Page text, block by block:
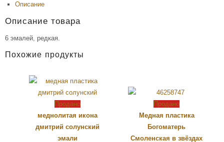
Описание
Описание товара
6 эмалей, редкая.
Похожие продукты
Продано
меднолитая икона
дмитрий солунский
эмали
Продано
Медная пластика
Богоматерь
Смоленская в звёздах